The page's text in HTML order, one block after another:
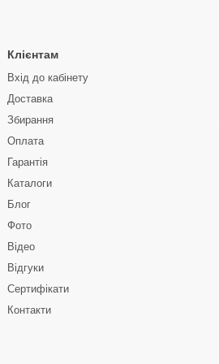
Клієнтам
Вхід до кабінету
Доставка
Збирання
Оплата
Гарантія
Каталоги
Блог
Фото
Відео
Відгуки
Сертифікати
Контакти